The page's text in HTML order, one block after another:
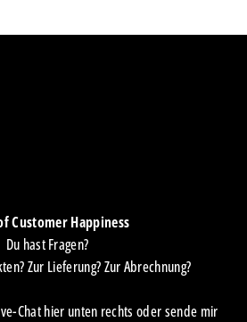
Customer Happiness
Du hast Fragen?
Zur Lieferung? Zur Abrechnung?
Chat hier unten rechts oder sende mir